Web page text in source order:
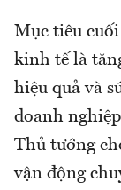
Mục tiêu cuối
kinh tế là
hiệu quả và
doanh
Thủ tướng
vận động